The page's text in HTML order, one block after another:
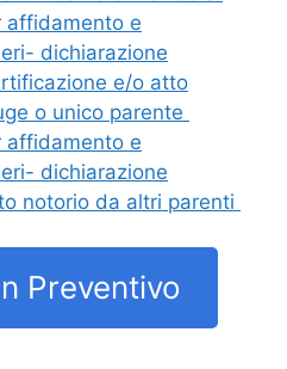
affidamento e
dichiarazione
e/o atto
o unico parente
affidamento e
dichiarazione
notorio da altri parenti
Preventivo